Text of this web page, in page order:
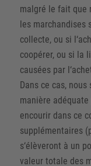
malgré le fait que
les marchandises
collecte, ou si
coopérer, ou si la
causées par
Dans ce cas,
manière
encourir dans ce
supplémentaires
s‘élèveront à un
valeur totale des